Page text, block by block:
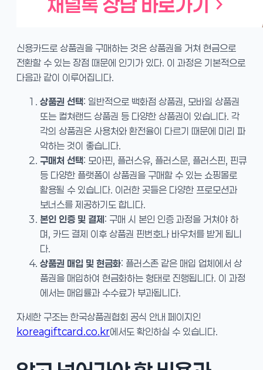
신용카드로 상품권을 구매하는 것은 상품권을 거쳐 현금으로
전환할 수 있는 장점 때문에 인기가 있다. 이 과정은 기본적으로
다음과 같이 이루어집니다.
상품권 선택: 일반적으로 백화점 상품권, 모바일 상품권
또는 컬쳐랜드 상품권 등 다양한 상품권이 있습니다. 각
각의 상품권은 사용처와 환전율이 다르기 때문에 미리 파
악하는 것이 좋습니다.
구매처 선택: 모아핀, 플러스유, 플러스문, 플러스핀, 핀큐
등 다양한 플랫폼이 상품권을 구매할 수 있는 쇼핑몰로
활용될 수 있습니다. 이러한 곳들은 다양한 프로모션과
보너스를 제공하기도 합니다.
본인 인증 및 결제: 구매 시 본인 인증 과정을 거쳐야 하
며, 카드 결제 이후 상품권 핀번호나 바우처를 받게 됩니
다.
상품권 매입 및 현금화: 플러스존 같은 매입 업체에서 상
품권을 매입하여 현금화하는 형태로 진행됩니다. 이 과정
에서는 매입률과 수수료가 부과됩니다.
자세한 구조는 한국상품권협회 공식 안내 페이지인
koreagiftcard.co.kr에서도 확인하실 수 있습니다.